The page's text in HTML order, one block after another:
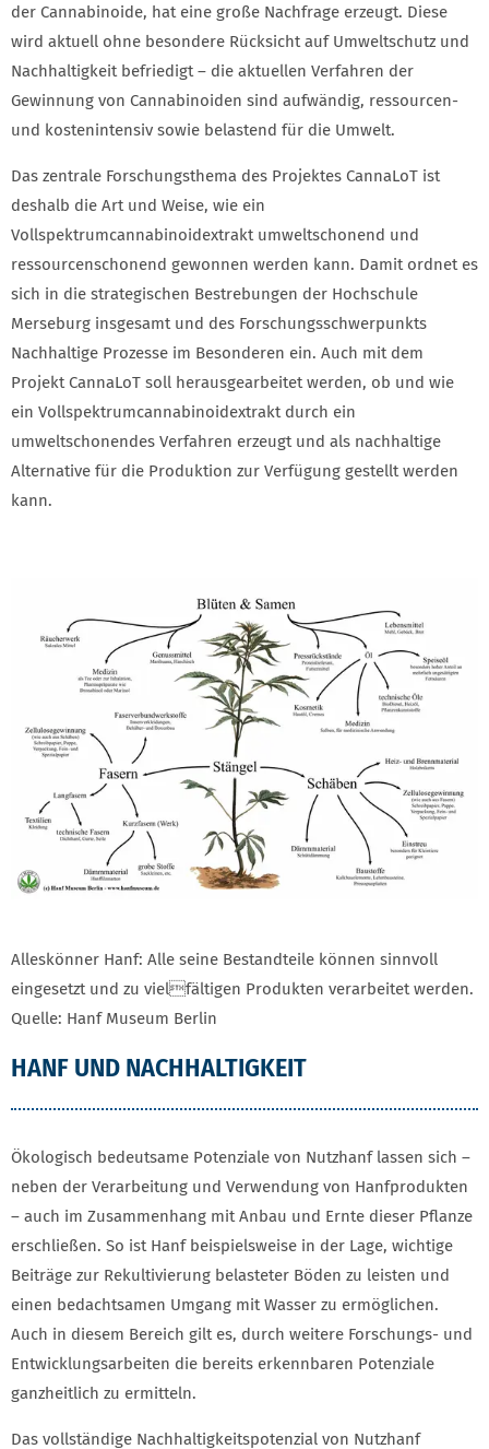
der Cannabinoide, hat eine große Nachfrage erzeugt. Diese
wird aktuell ohne besondere Rücksicht auf Umweltschutz und
Nachhaltigkeit befriedigt – die aktuellen Verfahren der
Gewinnung von Cannabinoiden sind aufwändig, ressourcen-
und kostenintensiv sowie belastend für die Umwelt.
Das zentrale Forschungsthema des Projektes CannaLoT ist
deshalb die Art und Weise, wie ein
Vollspektrumcannabinoidextrakt umweltschonend und
ressourcenschonend gewonnen werden kann. Damit ordnet es
sich in die strategischen Bestrebungen der Hochschule
Merseburg insgesamt und des Forschungsschwerpunkts
Nachhaltige Prozesse im Besonderen ein. Auch mit dem
Projekt CannaLoT soll herausgearbeitet werden, ob und wie
ein Vollspektrumcannabinoidextrakt durch ein
umweltschonendes Verfahren erzeugt und als nachhaltige
Alternative für die Produktion zur Verfügung gestellt werden
kann.
Alleskönner Hanf: Alle seine Bestandteile können sinnvoll
eingesetzt und zu vielfältigen Produkten verarbeitet werden.
Quelle: Hanf Museum Berlin
HANF UND NACHHALTIGKEIT
Ökologisch bedeutsame Potenziale von Nutzhanf lassen sich –
neben der Verarbeitung und Verwendung von Hanfprodukten
– auch im Zusammenhang mit Anbau und Ernte dieser Pflanze
erschließen. So ist Hanf beispielsweise in der Lage, wichtige
Beiträge zur Rekultivierung belasteter Böden zu leisten und
einen bedachtsamen Umgang mit Wasser zu ermöglichen.
Auch in diesem Bereich gilt es, durch weitere Forschungs- und
Entwicklungsarbeiten die bereits erkennbaren Potenziale
ganzheitlich zu ermitteln.
Das vollständige Nachhaltigkeitspotenzial von Nutzhanf